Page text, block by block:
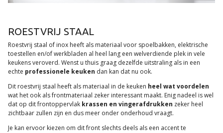
ROESTVRIJ STAAL
Roestvrij staal of inox heeft als materiaal voor spoelbakken, elektrische
toestellen en/of werkbladen al heel lang een welverdiende plek in vele
keukens veroverd. Wenst u thuis graag dezelfde uitstraling als in een
echte professionele keuken dan kan dat nu ook.
Dit roestvrij staal heeft als materiaal in de keuken heel wat voordelen
wat het ook als frontmateriaal zeker interessant maakt. Enig nadeel is wel
dat op dit frontoppervlak krassen en vingerafdrukken zeker heel
zichtbaar zullen zijn en dus meer onder onderhoud vraagt.
Je kan ervoor kiezen om dit front slechts deels als een accent te